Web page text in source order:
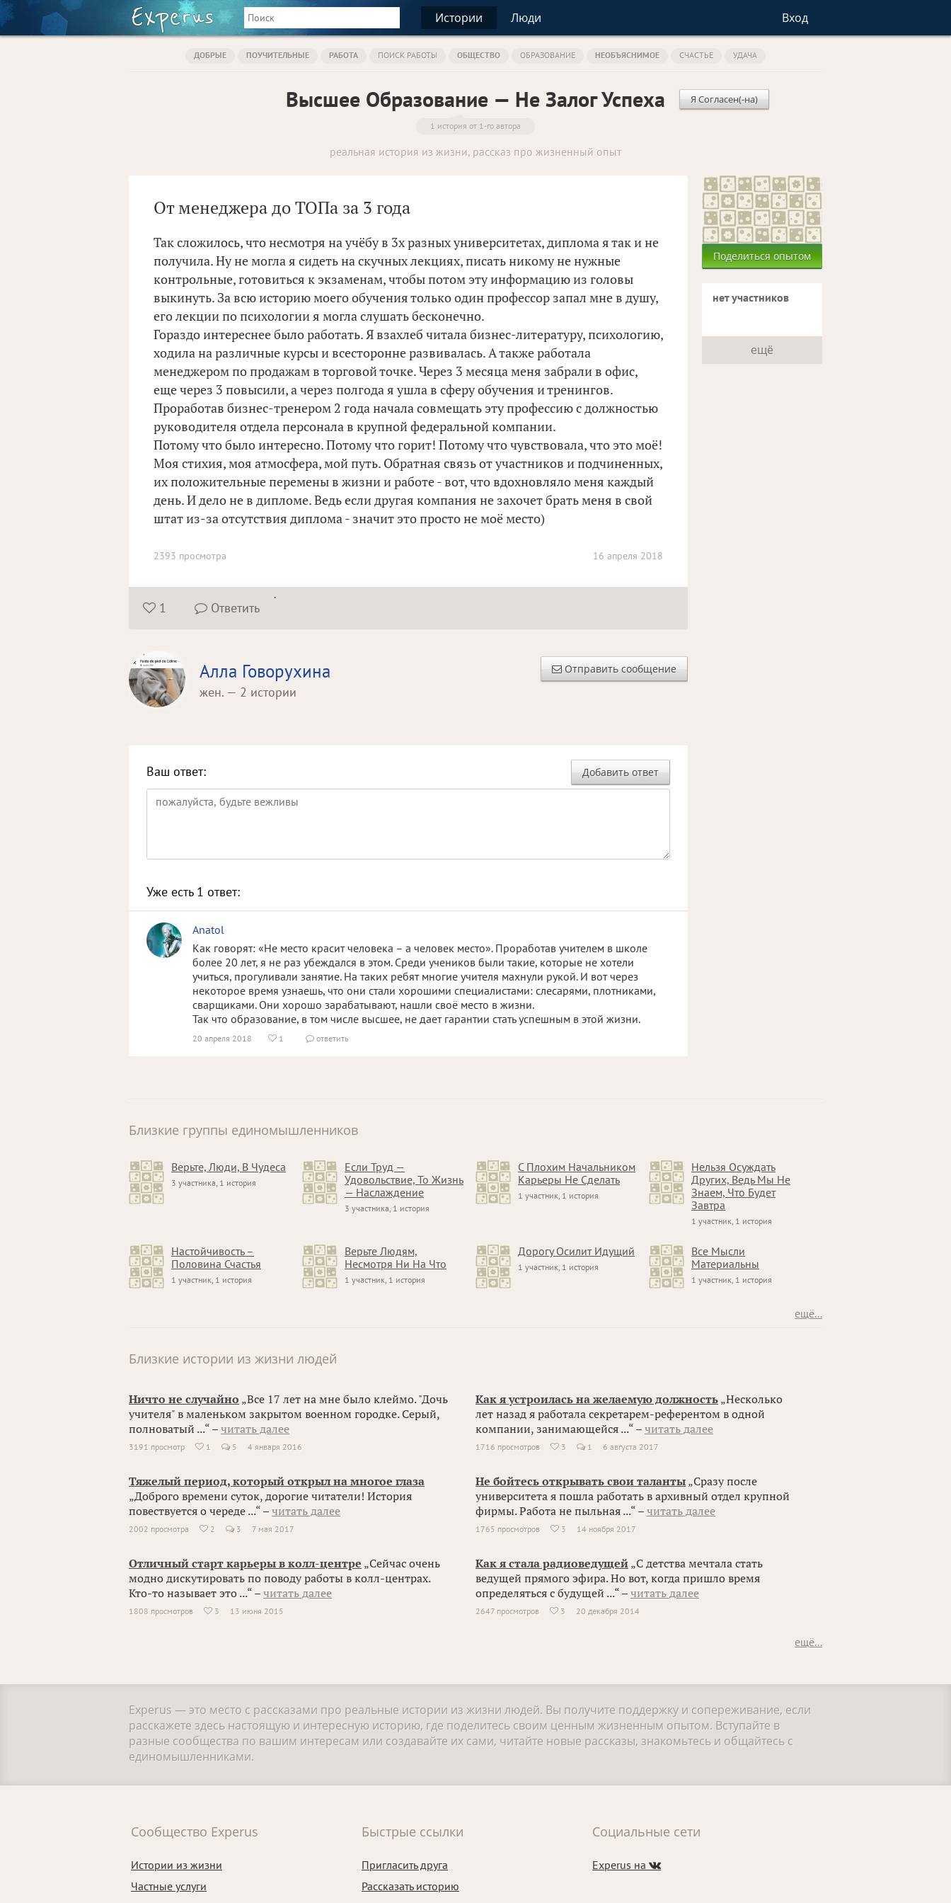
Истории Люди Вход
ДОБРЫЕ ПОУЧИТЕЛЬНЫЕ РАБОТА ПОИСК РАБОТЫ ОБЩЕСТВО ОБРАЗОВАНИЕ НЕОБЪЯСНИМОЕ СЧАСТЬЕ УДАЧА
Высшее Образование — Не Залог Успеха Я Согласен(-на)
1 история от 1-го автора
реальная история из жизни, рассказ про жизненный опыт
От менеджера до ТОПа за 3 года
Так сложилось, что несмотря на учёбу в 3х разных университетах, диплома я так и не
получила. Ну не могла я сидеть на скучных лекциях, писать никому не нужные
контрольные, готовиться к экзаменам, чтобы потом эту информацию из головы
выкинуть. За всю историю моего обучения только один профессор запал мне в душу,
его лекции по психологии я могла слушать бесконечно.
Гораздо интереснее было работать. Я взахлеб читала бизнес-литературу, психологию,
ходила на различные курсы и всесторонне развивалась. А также работала
менеджером по продажам в торговой точке. Через 3 месяца меня забрали в офис,
еще через 3 повысили, а через полгода я ушла в сферу обучения и тренингов.
Проработав бизнес-тренером 2 года начала совмещать эту профессию с должностью
руководителя отдела персонала в крупной федеральной компании.
Потому что было интересно. Потому что горит! Потому что чувствовала, что это моё!
Моя стихия, моя атмосфера, мой путь. Обратная связь от участников и подчиненных,
их положительные перемены в жизни и работе - вот, что вдохновляло меня каждый
день. И дело не в дипломе. Ведь если другая компания не захочет брать меня в свой
штат из-за отсутствия диплома - значит это просто не моё место)
16 апреля 2018
2393 просмотра
 1  Ответить
.
Отправить сообщение
Алла Говорухина
жен. — 2 истории
Добавить ответ
Ваш ответ:
Уже есть 1 ответ:
Anatol
Как говорят: «Не место красит человека – а человек место». Проработав учителем в школе
более 20 лет, я не раз убеждался в этом. Среди учеников были такие, которые не хотели
учиться, прогуливали занятие. На таких ребят многие учителя махнули рукой. И вот через
некоторое время узнаешь, что они стали хорошими специалистами: слесарями, плотниками,
сварщиками. Они хорошо зарабатывают, нашли своё место в жизни.
Так что образование, в том числе высшее, не дает гарантии стать успешным в этой жизни.
20 апреля 2018  1  ответить
Поделиться опытом
нет участников
ещё
Близкие группы единомышленников
Верьте, Люди, В Чудеса
3 участника, 1 история
Если Труд —
Удовольствие, То Жизнь
— Наслаждение
3 участника, 1 история
С Плохим Начальником
Карьеры Не Сделать
1 участник, 1 история
Нельзя Осуждать
Других, Ведь Мы Не
Знаем, Что Будет
Завтра
1 участник, 1 история
Настойчивость –
Половина Счастья
1 участник, 1 история
Верьте Людям,
Несмотря Ни На Что
1 участник, 1 история
Дорогу Осилит Идущий
1 участник, 1 история
Все Мысли
Материальны
1 участник, 1 история
ещё...
Близкие истории из жизни людей
Ничто не случайно „Все 17 лет на мне было клеймо. "Дочь
учителя" в маленьком закрытом военном городке. Серый,
полноватый ...“ – читать далее
3191 просмотр  1 5 4 января 2016
Как я устроилась на желаемую должность „Несколько
лет назад я работала секретарем-референтом в одной
компании, занимающейся ...“ – читать далее
1716 просмотров  3 1 6 августа 2017
Тяжелый период, который открыл на многое глаза
„Доброго времени суток, дорогие читатели! История
повествуется о череде ...“ – читать далее
2002 просмотра  2 3 7 мая 2017
Не бойтесь открывать свои таланты „Сразу после
университета я пошла работать в архивный отдел крупной
фирмы. Работа не пыльная ...“ – читать далее
1765 просмотров  3 14 ноября 2017
Отличный старт карьеры в колл-центре „Сейчас очень
модно дискутировать по поводу работы в колл-центрах.
Кто-то называет это ...“ – читать далее
1808 просмотров  3 13 июня 2015
Как я стала радиоведущей „С детства мечтала стать
ведущей прямого эфира. Но вот, когда пришло время
определяться с будущей ...“ – читать далее
2647 просмотров  3 20 декабря 2014
ещё...
Experus — это место с рассказами про реальные истории из жизни людей. Вы получите поддержку и сопереживание, если
расскажете здесь настоящую и интересную историю, где поделитесь своим ценным жизненным опытом. Вступайте в
разные сообщества по вашим интересам или создавайте их сами, читайте новые рассказы, знакомьтесь и общайтесь с
единомышленниками.
Сообщество Experus
Истории из жизни
Частные услуги
Быстрые ссылки
Пригласить друга
Рассказать историю
Социальные сети
Experus на 